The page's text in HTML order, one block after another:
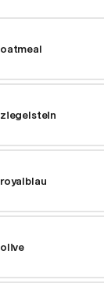
oatmeal
ziegelstein
royalblau
olive